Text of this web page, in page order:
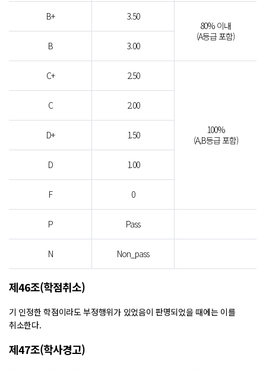
B+
3.50
80% 이내
(A등급 포함)
B
3.00
C+ 2.50
100%
(A,B등급 포함)
C 2.00
D+ 1.50
D 1.00
F 0
P Pass
N Non_pass
제46조(학점취소)
기 인정한 학점이라도 부정행위가 있었음이 판명되었을 때에는 이를
취소한다.
제47조(학사경고)